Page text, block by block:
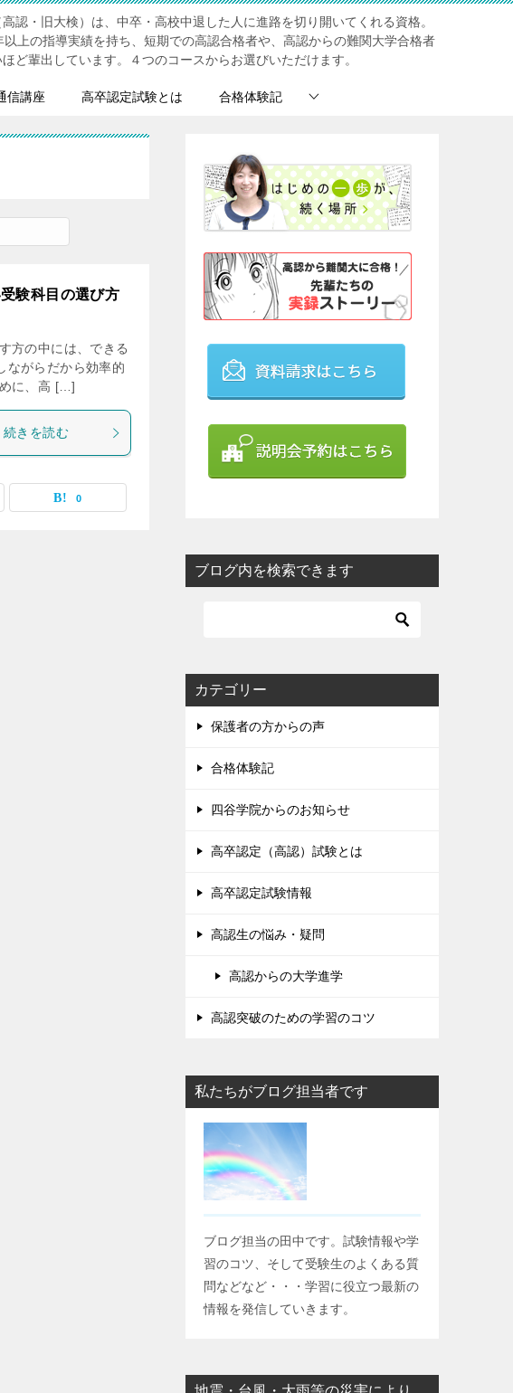
認・旧大検）は、中卒・高校中退した人に進路を切り開いてくれる資格。
以上の指導実績を持ち、短期での高認合格者や、高認からの難関大学合格者
ど輩出しています。４つのコースからお選びいただけます。
信講座 高卒認定試験とは 合格体験記
験科目の選び方
方の中には、できる
ながらだから効率的
に、高 […]
続きを読む
0
ブログ内を検索できます
カテゴリー
保護者の方からの声
合格体験記
四谷学院からのお知らせ
高卒認定（高認）試験とは
高卒認定試験情報
高認生の悩み・疑問
高認からの大学進学
高認突破のための学習のコツ
私たちがブログ担当者です
ブログ担当の田中です。試験情報や学
習のコツ、そして受験生のよくある質
問などなど・・・学習に役立つ最新の
情報を発信していきます。